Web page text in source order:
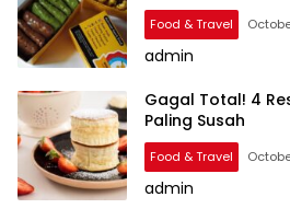
Food & Travel
admin
Gagal Total! 4
Paling Susah
Food & Travel
admin